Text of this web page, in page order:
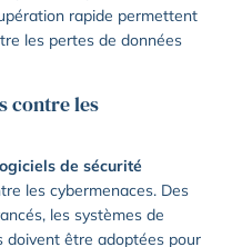
rapide permettent
les pertes de données
contre les
de sécurité
les cybermenaces. Des
les systèmes de
doivent être adoptées pour